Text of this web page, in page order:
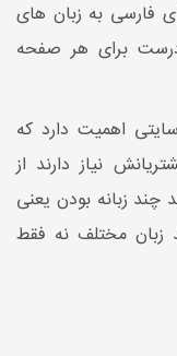
فارسی به زبان های
برای هر صفحه
اهمیت دارد که
نیاز دارند از
زبانه بودن یعنی
زبان مختلف نه فقط